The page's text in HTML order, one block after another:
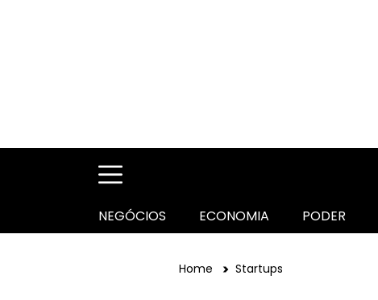
NEGÓCIOS ECONOMIA PODER
Home Startups